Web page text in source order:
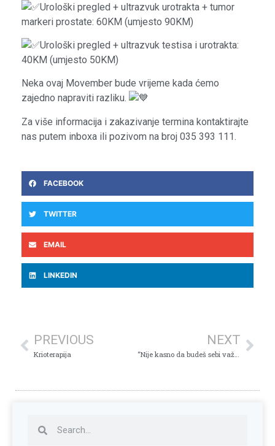
Urološki pregled + ultrazvuk urotrakta + tumor
markeri prostate: 60KM (umjesto 90KM)
Urološki pregled + ultrazvuk testisa i urotrakta:
40KM (umjesto 50KM)
Neka ovaj Movember bude vrijeme kada ćemo
zajedno napraviti razliku.
Za više informacija i zakazivanje termina kontaktirajte
nas putem inboxa ili pozivom na broj 035 393 111.
FACEBOOK
TWITTER
EMAIL
LINKEDIN
PREVIOUS
Krioterapija
NEXT
“Nije kasno da budeš sebi važna” – prevencija karcinoma dojke